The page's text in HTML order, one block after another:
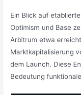
Ein Blick auf
Optimism und Base
Arbitrum etwa
Marktkapitalisierung
dem Launch. Diese
Bedeutung